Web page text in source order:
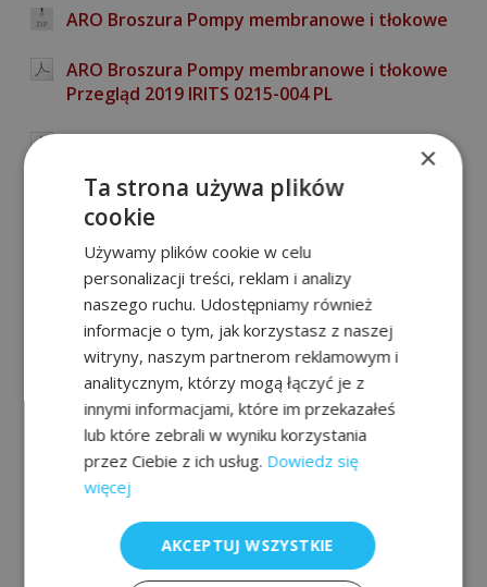
ARO Broszura Pompy membranowe i tłokowe
ARO Broszura Pompy membranowe i tłokowe
Przegląd 2019 IRITS 0215-004 PL
hydrauliczne_2017_IRITS-1016-203 EN_logo
EKO
ARO Broszura_Pompy tłokowe ekstruzyjne
ARO Broszura_Pompy tłokowe 4-kulowe
ARO Broszura_Pompy tłokowe 2-
kulowe_2016_IRITS-0916-167 EN
ARO Broszura_Pompy tłokowe
Akcesoria_2017_IRITS-1016-202
ARO Broszura_Przegląd pomp
Pompy dozujące EURALCA
×
Ta strona używa plików
cookie
Używamy plików cookie w celu
personalizacji treści, reklam i analizy
naszego ruchu. Udostępniamy również
informacje o tym, jak korzystasz z naszej
witryny, naszym partnerom reklamowym i
analitycznym, którzy mogą łączyć je z
innymi informacjami, które im przekazałeś
lub które zebrali w wyniku korzystania
przez Ciebie z ich usług. Dowiedz się
więcej
AKCEPTUJ WSZYSTKIE